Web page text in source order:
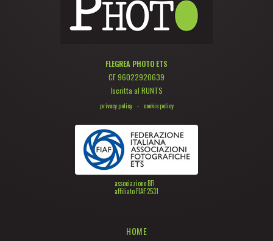
FLEGREA PHOTO ETS
CF 96022920639
Iscritta al RUNTS
privacy policy - cookie policy
associazione BFI
affiliato FIAF 2531
HOME